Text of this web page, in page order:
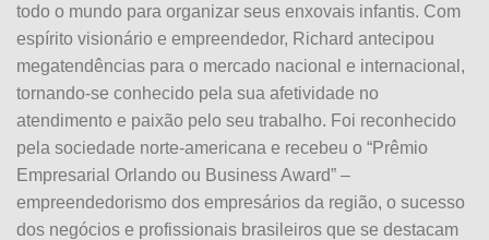
todo o mundo para organizar seus enxovais infantis. Com
espírito visionário e empreendedor, Richard antecipou
megatendências para o mercado nacional e internacional,
tornando-se conhecido pela sua afetividade no
atendimento e paixão pelo seu trabalho. Foi reconhecido
pela sociedade norte-americana e recebeu o “Prêmio
Empresarial Orlando ou Business Award” –
empreendedorismo dos empresários da região, o sucesso
dos negócios e profissionais brasileiros que se destacam